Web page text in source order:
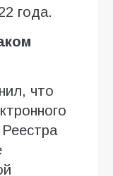
года.
что
Реестра